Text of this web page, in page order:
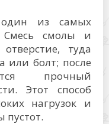
из самых
Смесь смолы и
туда
или болт; после
прочный
Этот способ
нагрузок и
пустот.